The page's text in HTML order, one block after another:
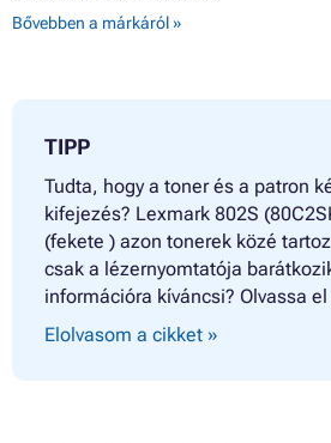
Bővebben a márkáról »
TIPP
Tudta, hogy a toner és a patron
kifejezés? Lexmark 802S
(fekete ) azon tonerek közé
csak a lézernyomtatója
információra kíváncsi? Olvassa
Elolvasom a cikket »